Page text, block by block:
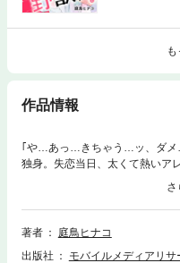
作品情報
｢や…あっ…きちゃう…ッ、ダメ
独身。失恋当日、太くて熱い
った勢いでイケメン店員さんと
トお兄さんが私の職場に出社し
んだよね｣残業中、彼の迫りく
チュと卑猥な音が響き渡り、疼
著者
庭鳥ヒナコ
出版社
モバイルメディアリサ